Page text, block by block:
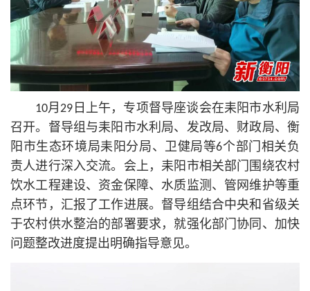
10月29日上午，专项督导座谈会在耒阳市水利局
召开。督导组与耒阳市水利局、发改局、财政局、衡
阳市生态环境局耒阳分局、卫健局等6个部门相关负
责人进行深入交流。会上，耒阳市相关部门围绕农村
饮水工程建设、资金保障、水质监测、管网维护等重
点环节，汇报了工作进展。督导组结合中央和省级关
于农村供水整治的部署要求，就强化部门协同、加快
问题整改进度提出明确指导意见。